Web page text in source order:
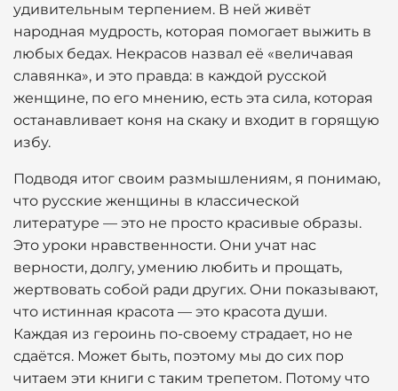
удивительным терпением. В ней живёт
народная мудрость, которая помогает выжить в
любых бедах. Некрасов назвал её «величавая
славянка», и это правда: в каждой русской
женщине, по его мнению, есть эта сила, которая
останавливает коня на скаку и входит в горящую
избу.
Подводя итог своим размышлениям, я понимаю,
что русские женщины в классической
литературе — это не просто красивые образы.
Это уроки нравственности. Они учат нас
верности, долгу, умению любить и прощать,
жертвовать собой ради других. Они показывают,
что истинная красота — это красота души.
Каждая из героинь по-своему страдает, но не
сдаётся. Может быть, поэтому мы до сих пор
читаем эти книги с таким трепетом. Потому что